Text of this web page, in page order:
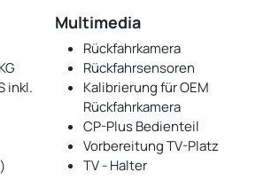
inkl.
Multimedia
Rückfahrkamera
Rückfahrsensoren
Kalibrierung für OEM
Rückfahrkamera
CP-Plus Bedienteil
Vorbereitung TV-Platz
TV - Halter